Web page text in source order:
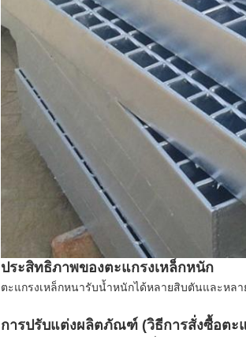
ประสิทธิภาพของตะแกรงเหล็กหนัก
ตะแกรงเหล็กหนารับน้ำหนักได้หลายสิบตันและหล
การปรับแต่งผลิตภัณฑ์ (วิธีการสั่งซื้อตะ